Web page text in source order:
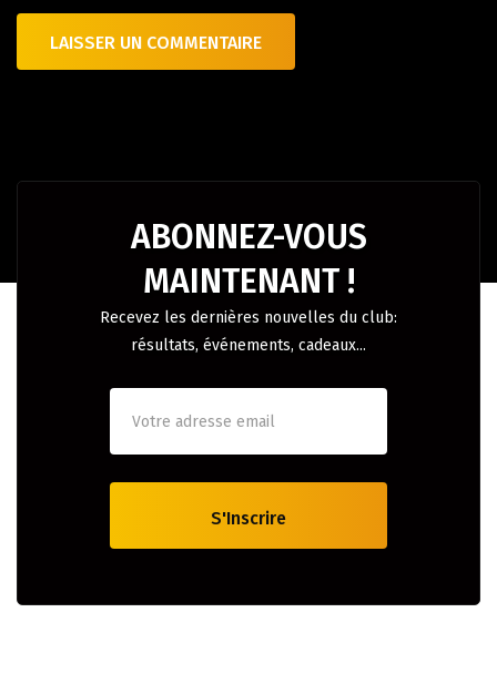
ABONNEZ-VOUS
MAINTENANT !
Recevez les dernières nouvelles du club:
résultats, événements, cadeaux...